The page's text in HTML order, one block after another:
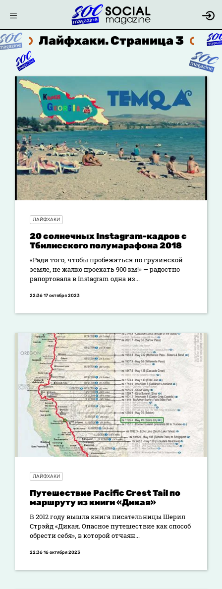
Лайфхаки. Страница 3
ЛАЙФХАКИ
20 солнечных Instagram-кадров с
Тбилисского полумарафона 2018
«Ради того, чтобы пробежаться по грузинской
земле, не жалко проехать 900 км!» — радостно
рапортовала в Instagram одна из...
22:36 17 октября 2023
ЛАЙФХАКИ
Путешествие Pacific Crest Tail по
маршруту из книги «Дикая»
В 2012 году вышла книга писательницы Шерил
Стрэйд «Дикая. Опасное путешествие как способ
обрести себя», в которой отчаян...
22:36 16 октября 2023